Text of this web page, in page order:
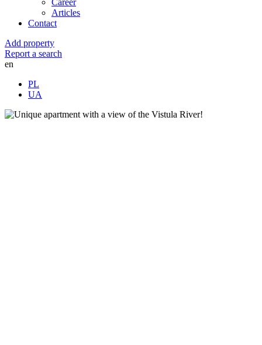
Career
Articles
Contact
Add property
Report a search
en
PL
UA